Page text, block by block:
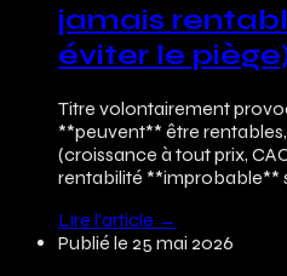
jamais
éviter le
Titre volontairement
**peuvent** être
(croissance à tout prix,
rentabilité **improbable**
Lire l’article →
Publié le 25 mai 2026